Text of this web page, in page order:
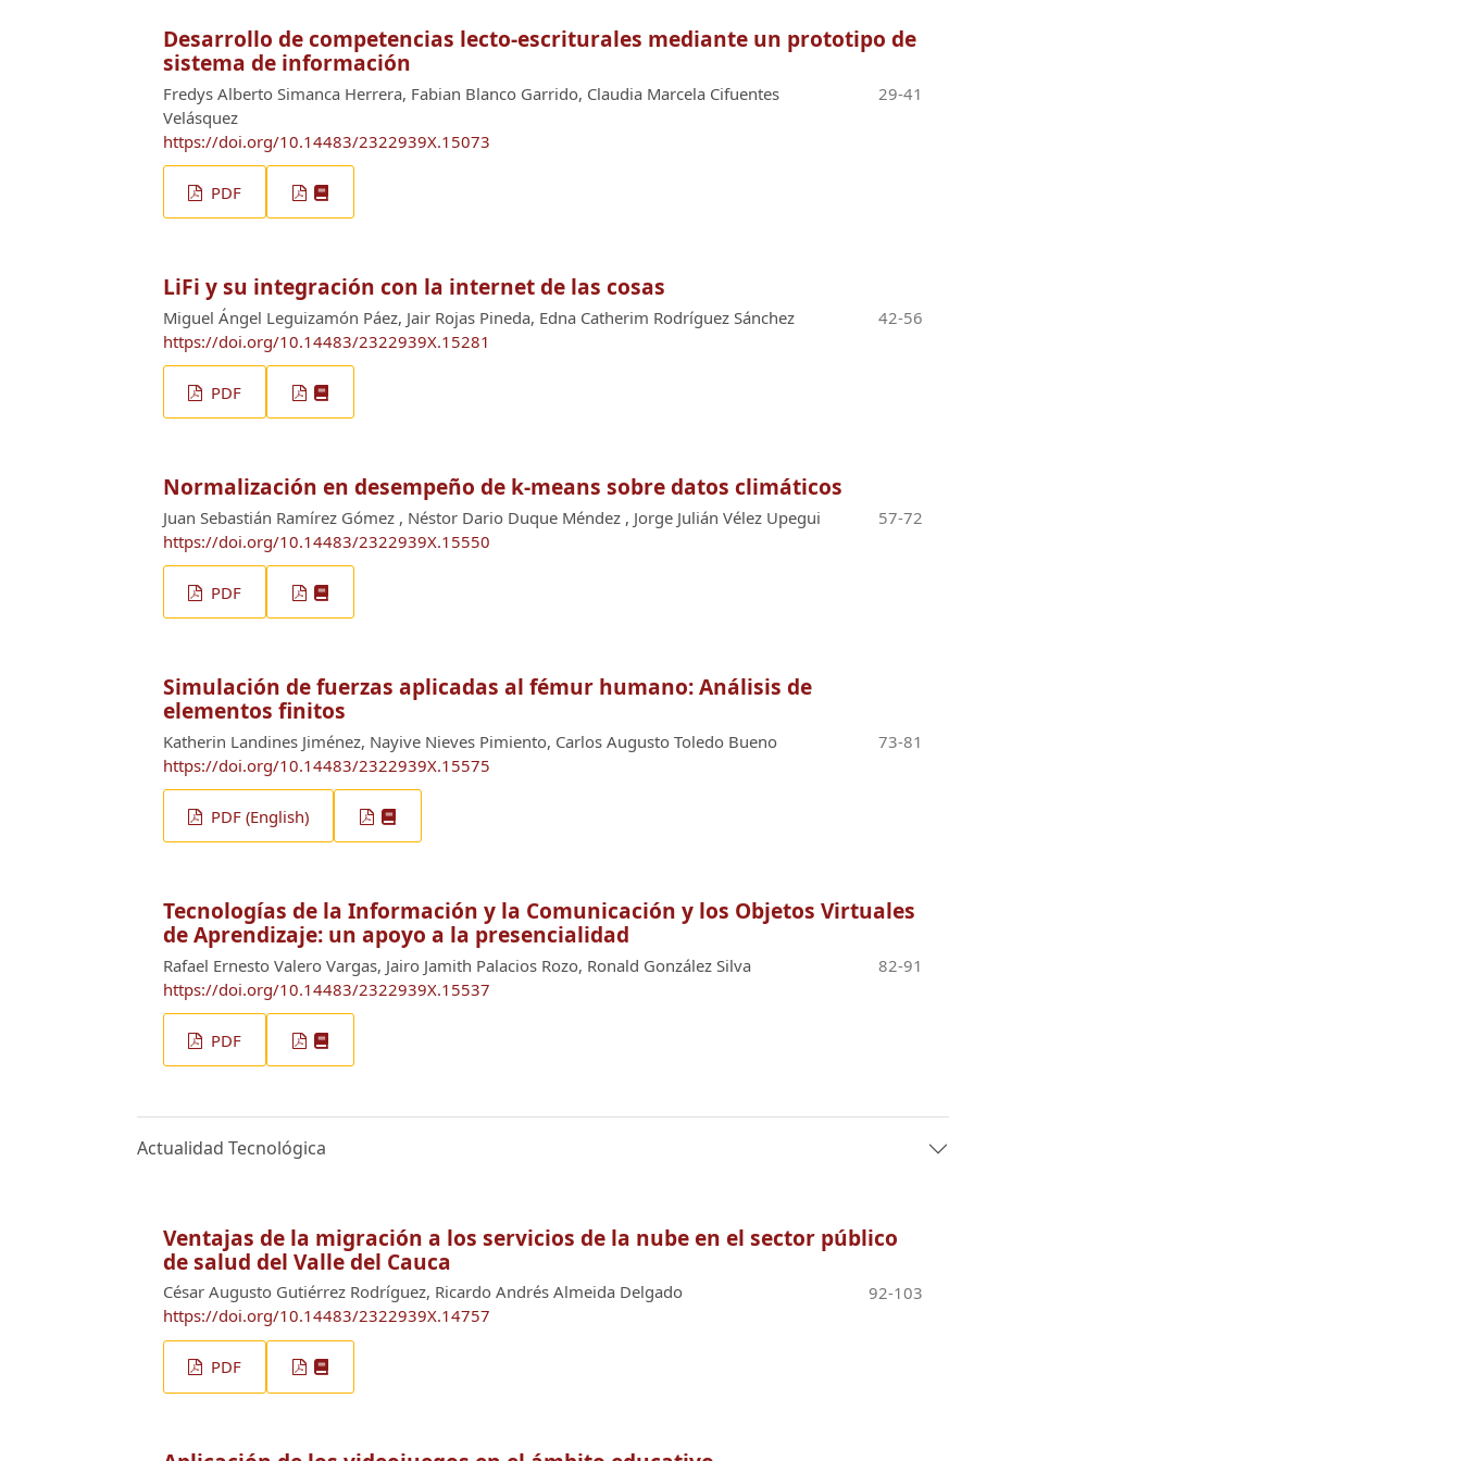
Desarrollo de competencias lecto-escriturales mediante un prototipo de
sistema de información
Fredys Alberto Simanca Herrera, Fabian Blanco Garrido, Claudia Marcela Cifuentes
Velásquez
https://doi.org/10.14483/2322939X.15073
29-41
PDF
LiFi y su integración con la internet de las cosas
Miguel Ángel Leguizamón Páez, Jair Rojas Pineda, Edna Catherim Rodríguez Sánchez
https://doi.org/10.14483/2322939X.15281
42-56
PDF
Normalización en desempeño de k-means sobre datos climáticos
Juan Sebastián Ramírez Gómez , Néstor Dario Duque Méndez , Jorge Julián Vélez Upegui
https://doi.org/10.14483/2322939X.15550
57-72
PDF
Simulación de fuerzas aplicadas al fémur humano: Análisis de
elementos finitos
Katherin Landines Jiménez, Nayive Nieves Pimiento, Carlos Augusto Toledo Bueno
https://doi.org/10.14483/2322939X.15575
73-81
PDF (English)
Tecnologías de la Información y la Comunicación y los Objetos Virtuales
de Aprendizaje: un apoyo a la presencialidad
Rafael Ernesto Valero Vargas, Jairo Jamith Palacios Rozo, Ronald González Silva
https://doi.org/10.14483/2322939X.15537
82-91
PDF
Actualidad Tecnológica
Ventajas de la migración a los servicios de la nube en el sector público
de salud del Valle del Cauca
César Augusto Gutiérrez Rodríguez, Ricardo Andrés Almeida Delgado
https://doi.org/10.14483/2322939X.14757
92-103
PDF